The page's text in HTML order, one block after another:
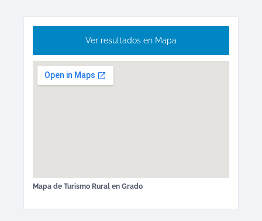
Ver resultados en Mapa
Mapa de Turismo Rural en Grado